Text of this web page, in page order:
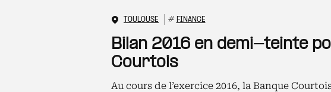
TOULOUSE # FINANCE
Bilan 2016 en demi-teinte
Courtois
Au cours de l’exercice 2016, la Banque